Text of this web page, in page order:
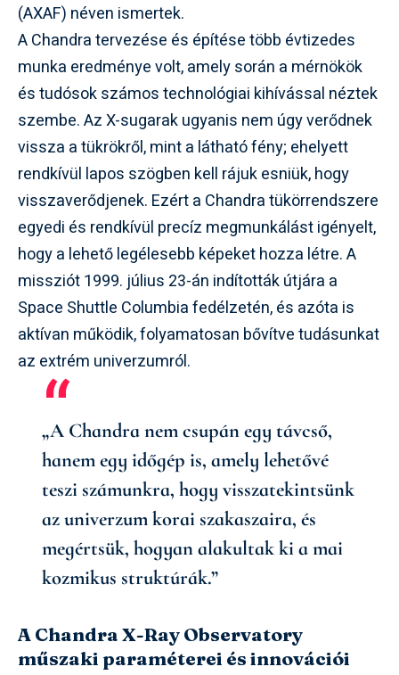
(AXAF) néven ismertek.
A Chandra tervezése és építése több évtizedes
munka eredménye volt, amely során a mérnökök
és tudósok számos technológiai kihívással néztek
szembe. Az X-sugarak ugyanis nem úgy verődnek
vissza a tükrökről, mint a látható fény; ehelyett
rendkívül lapos szögben kell rájuk esniük, hogy
visszaverődjenek. Ezért a Chandra tükörrendszere
egyedi és rendkívül precíz megmunkálást igényelt,
hogy a lehető legélesebb képeket hozza létre. A
missziót 1999. július 23-án indították útjára a
Space Shuttle Columbia fedélzetén, és azóta is
aktívan működik, folyamatosan bővítve tudásunkat
az extrém univerzumról.
„A Chandra nem csupán egy távcső,
hanem egy időgép is, amely lehetővé
teszi számunkra, hogy visszatekintsünk
az univerzum korai szakaszaira, és
megértsük, hogyan alakultak ki a mai
kozmikus struktúrák.”
A Chandra X-Ray Observatory
műszaki paraméterei és innovációi